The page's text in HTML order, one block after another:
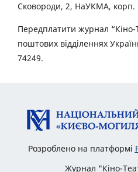
Сковороди, 2, НаУКМА, корп.
Передплатити журнал “Кіно-
поштових відділеннях
74249.
Розроблено на платформі
Журнал "Кіно-